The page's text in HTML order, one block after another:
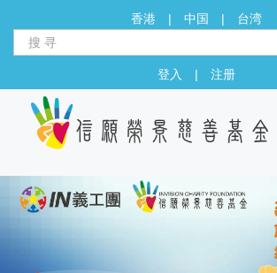
香港 | 中国 | 台湾
登入 | 注册